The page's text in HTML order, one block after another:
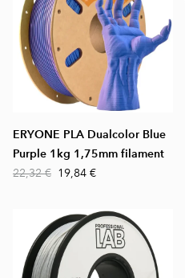
ERYONE PLA Dualcolor Blue
Purple 1kg 1,75mm filament
22,32 € 19,84 €